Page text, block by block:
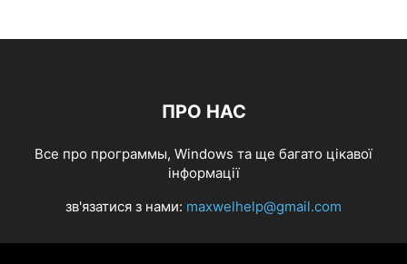
ПРО НАС
Все про программы, Windows та ще багато цікавої
інформації
зв'язатися з нами: maxwelhelp@gmail.com